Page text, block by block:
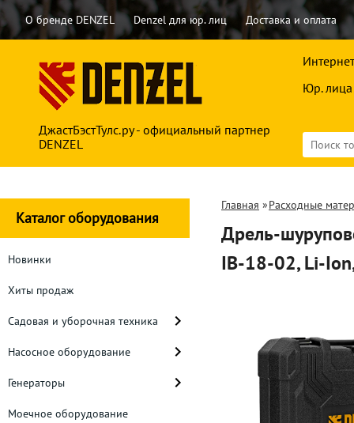
О бренде DENZEL Denzel для юр. лиц Доставка и оплата
ДжастБэстТулс.ру - официальный партнер
DENZEL
Юр. лица
Каталог оборудования
Новинки
Хиты продаж
Садовая и уборочная техника
Насосное оборудование
Генераторы
Моечное оборудование
Главная »Расходные
Дрель-
IB-18-02, Li-